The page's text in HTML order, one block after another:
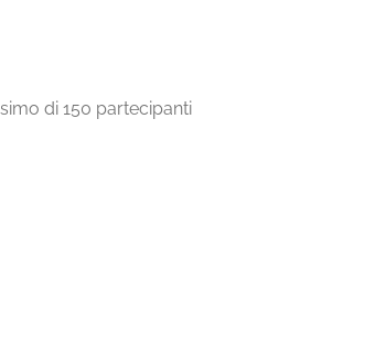
di 150 partecipanti